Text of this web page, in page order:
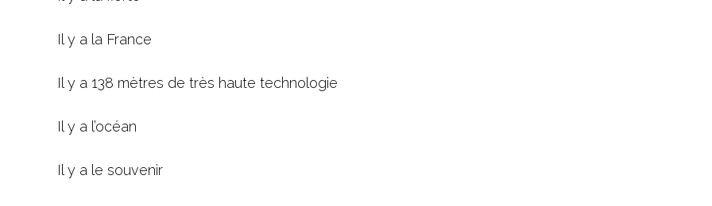
Il y a la France
Il y a 138 mètres de très haute technologie
Il y a l’océan
Il y a le souvenir